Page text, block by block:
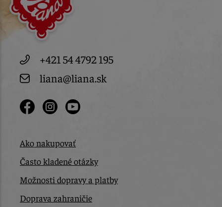
+421 54 4792 195
liana@liana.sk
Ako nakupovať
Často kladené otázky
Možnosti dopravy a platby
Doprava zahraničie